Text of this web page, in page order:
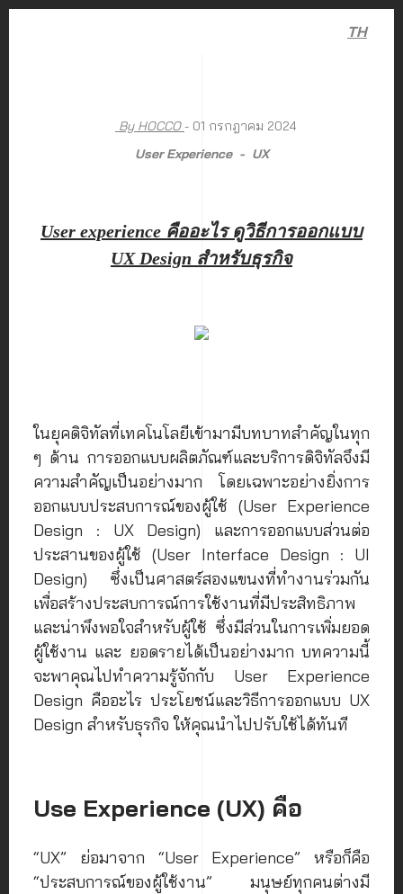
TH
By HOCCO- 01 กรกฎาคม 2024
User Experience
UX
User experience คืออะไร ดูวิธีการออกแบบ
UX Design สำหรับธุรกิจ
ในยุคดิจิทัลที่เทคโนโลยีเข้ามามีบทบาทสำคัญในทุก
ๆ ด้าน การออกแบบผลิตภัณฑ์และบริการดิจิทัลจึงมี
ความสำคัญเป็นอย่างมาก โดยเฉพาะอย่างยิ่งการ
ออกแบบประสบการณ์ของผู้ใช้ (User Experience
Design : UX Design) และการออกแบบส่วนต่อ
ประสานของผู้ใช้ (User Interface Design : UI
Design) ซึ่งเป็นศาสตร์สองแขนงที่ทำงานร่วมกัน
เพื่อสร้างประสบการณ์การใช้งานที่มีประสิทธิภาพ
และน่าพึงพอใจสำหรับผู้ใช้ ซึ่งมีส่วนในการเพิ่มยอด
ผู้ใช้งาน และ ยอดรายได้เป็นอย่างมาก บทความนี้
จะพาคุณไปทำความรู้จักกับ User Experience
Design คืออะไร ประโยชน์และวิธีการออกแบบ UX
Design สำหรับธุรกิจ ให้คุณนำไปปรับใช้ได้ทันที
Use Experience (UX) คือ
“UX” ย่อมาจาก “User Experience” หรือก็คือ
“ประสบการณ์ของผู้ใช้งาน” มนุษย์ทุกคนต่างมี